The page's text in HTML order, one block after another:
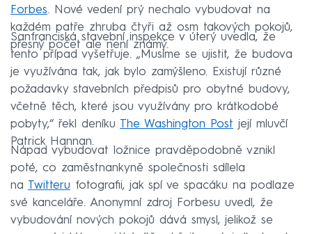
Forbes. Nové vedení prý nechalo vybudovat na
každém patře zhruba čtyři až osm takových pokojů,
přesný počet ale není známý.
Sanfranciská stavební inspekce v úterý uvedla, že
tento případ vyšetřuje. „Musíme se ujistit, že budova
je využívána tak, jak bylo zamýšleno. Existují různé
požadavky stavebních předpisů pro obytné budovy,
včetně těch, které jsou využívány pro krátkodobé
pobyty,“ řekl deníku The Washington Post její mluvčí
Patrick Hannan.
Nápad vybudovat ložnice pravděpodobně vznikl
poté, co zaměstnankyně společnosti sdílela
na Twitteru fotografii, jak spí ve spacáku na podlaze
své kanceláře. Anonymní zdroj Forbesu uvedl, že
vybudování nových pokojů dává smysl, jelikož se